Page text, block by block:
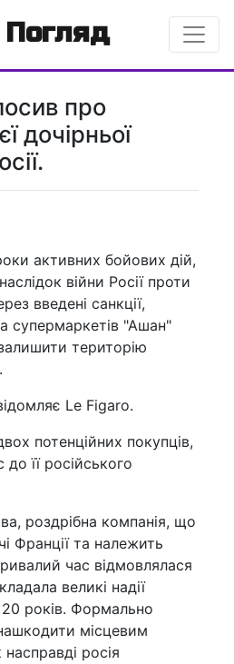
про
дочірньої
активних бойових дій,
війни Росії проти
введені санкції,
супермаркетів "Ашан"
територію
Le Figaro.
потенційних покупців,
до її російського
роздрібна компанія, що
Франції та належить
час відмовлялася
великі надії
років. Формально
місцевим
росія